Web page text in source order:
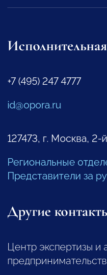
+7 (495) 247 4777
id@opora.ru
127473, г. Москва,
Региональные
Представители за
Другие
Центр экспертизы и